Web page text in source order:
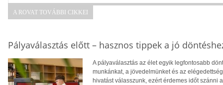
A ROVAT TOVÁBBI CIKKEI
Pályaválasztás előtt – hasznos tippek a jó
A pályaválasztás az élet egyik legfontosabb
munkánkat, a jövedelmünket és az
hivatást válasszunk, ezért érdemes időt szánni